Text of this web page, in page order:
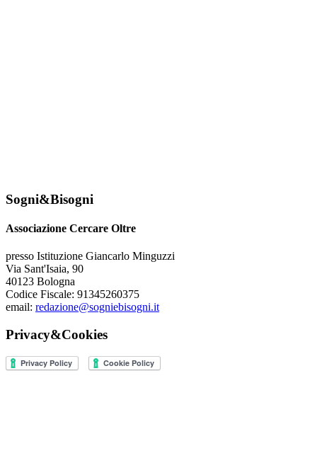
Sogni&Bisogni
Associazione Cercare Oltre
presso Istituzione Giancarlo Minguzzi
Via Sant'Isaia, 90
40123 Bologna
Codice Fiscale: 91345260375
email: redazione@sogniebisogni.it
Privacy&Cookies